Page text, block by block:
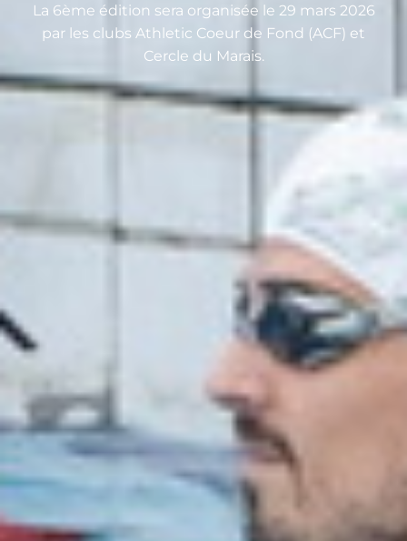
La 6ème édition sera organisée le 29 mars 2026
par les clubs Athletic Coeur de Fond (ACF) et
Cercle du Marais.